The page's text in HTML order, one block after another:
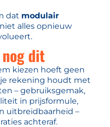
dat modulair
alles opnieuw
dit
kiezen hoeft geen
rekening houdt met
– gebruiksgemak,
in prijsformule,
uitbreidbaarheid –
achteraf.